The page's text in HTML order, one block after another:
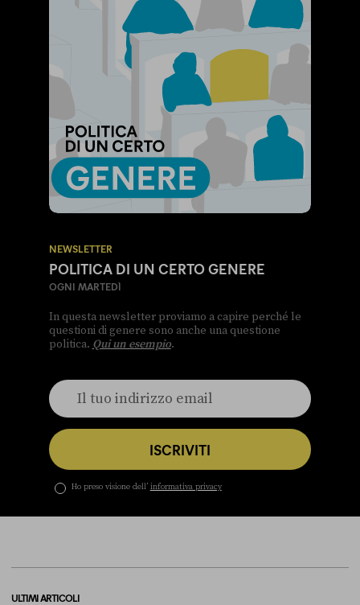
NEWSLETTER
POLITICA DI UN CERTO GENERE
OGNI MARTEDÌ
In questa newsletter proviamo a capire perché le
questioni di genere sono anche una questione
politica. Qui un esempio.
ISCRIVITI
Ho preso visione dell’ informativa privacy
ULTIMI ARTICOLI